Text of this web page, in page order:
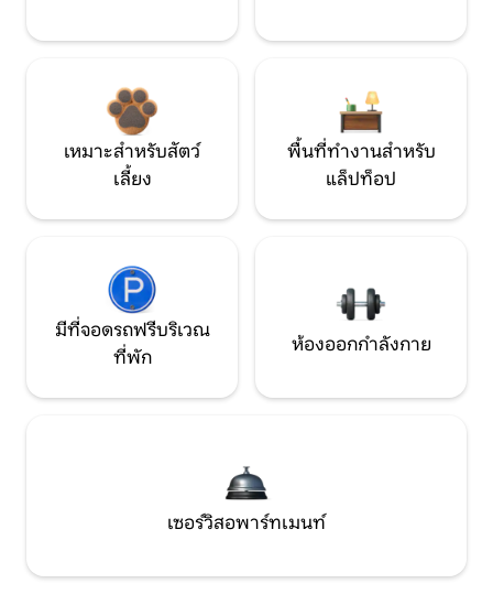
เหมาะสำหรับสัตว์
เลี้ยง
พื้นที่ทำงานสำหรับ
แล็ปท็อป
มีที่จอดรถฟรีบริเวณ
ที่พัก
ห้องออกกำลังกาย
เซอร์วิสอพาร์ทเมนท์